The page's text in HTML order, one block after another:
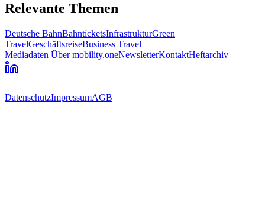
Relevante Themen
Deutsche BahnBahnticketsInfrastrukturGreen
TravelGeschäftsreiseBusiness Travel
Mediadaten Über mobility.oneNewsletterKontaktHeftarchiv
DatenschutzImpressumAGB